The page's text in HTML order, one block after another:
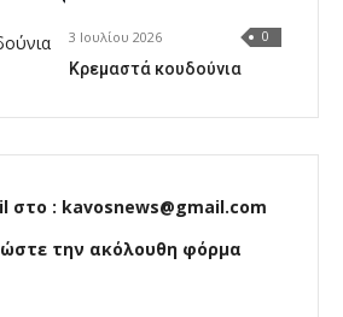
3 Ιουλίου 2026 0
Κρεμαστά κουδούνια
στο : kavosnews@gmail.com
την ακόλουθη φόρμα